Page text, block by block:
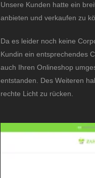
Unsere Kunden hatte ein
anbieten und verkaufen zu
Da es leider noch keine
Kundin ein entsprechendes
auch Ihren Onlineshop
entstanden. Des Weiteren
rechte Licht zu rücken.